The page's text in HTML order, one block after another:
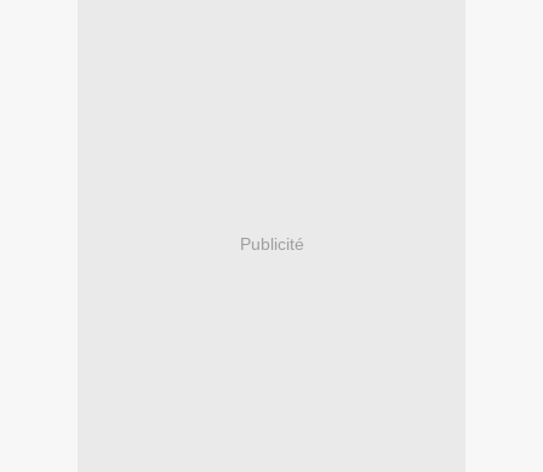
Publicité